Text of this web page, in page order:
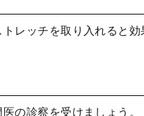
レッチを取り入れると効
の診察を受けましょう